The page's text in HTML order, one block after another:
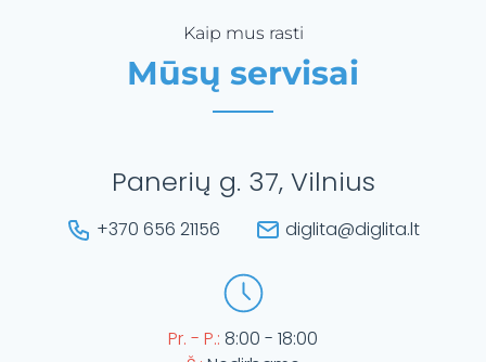
Kaip mus rasti
Mūsų servisai
Panerių g. 37, Vilnius
+370 656 21156 diglita@diglita.lt
Pr. - P.: 8:00 - 18:00